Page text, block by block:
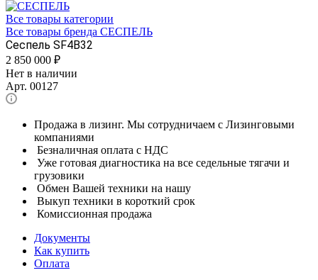
Все товары категории
Все товары бренда СЕСПЕЛЬ
Сеспель SF4B32
2 850 000 ₽
Нет в наличии
Арт. 00127
Продажа в лизинг. Мы сотрудничаем с Лизинговыми
компаниями
Безналичная оплата с НДС
Уже готовая диагностика на все седельные тягачи и
грузовики
Обмен Вашей техники на нашу
Выкуп техники в короткий срок
Комиссионная продажа
Документы
Как купить
Оплата